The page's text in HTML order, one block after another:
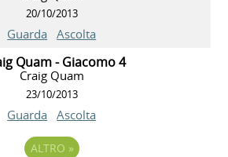
20/10/2013
Guarda Ascolta
Quam - Giacomo 4
Craig Quam
23/10/2013
Guarda Ascolta
ALTRO »